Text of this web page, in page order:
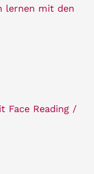
lernen mit den
Face Reading /